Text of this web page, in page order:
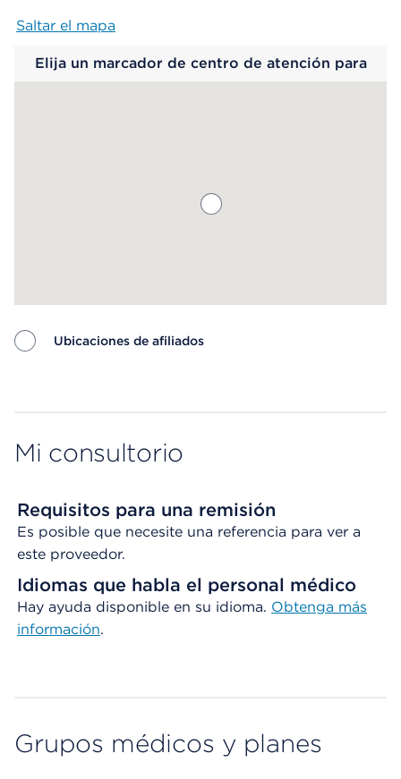
Saltar el mapa
Elija un marcador de centro de atención para
Ubicaciones de afiliados
Mi consultorio
Requisitos para una remisión
Es posible que necesite una referencia para ver a
este proveedor.
Idiomas que habla el personal médico
Hay ayuda disponible en su idioma. Obtenga más
información.
Grupos médicos y planes